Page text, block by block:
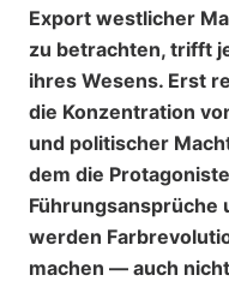
Export westlicher
zu betrachten, trifft
ihres Wesens. Erst
die Konzentration
und politischer
dem die
Führungsansprüche
werden
machen — auch